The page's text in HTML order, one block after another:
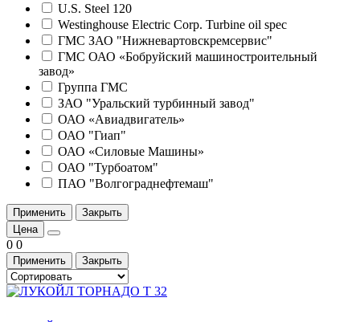
U.S. Steel 120
Westinghouse Electric Corp. Turbine oil spec
ГМС ЗАО "Нижневартовскремсервис"
ГМС ОАО «Бобруйский машиностроительный
завод»
Группа ГМС
ЗАО "Уральский турбинный завод"
ОАО «Авиадвигатель»
ОАО "Гиап"
ОАО «Силовые Машины»
ОАО "Турбоатом"
ПАО "Волгограднефтемаш"
Применить
Закрыть
Цена
0 0
Применить Закрыть